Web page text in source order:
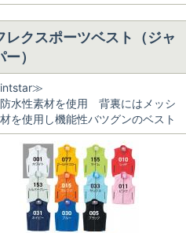
レクスポーツベスト（ジャ
ー）
水性素材を使用 背裏にはメッシ
を使用し機能性バツグンのベスト